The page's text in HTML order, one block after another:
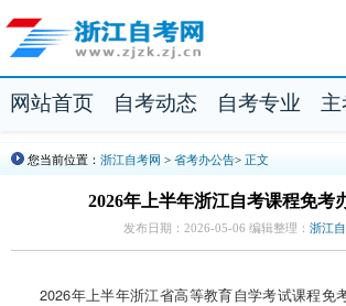
网站首页 自考动态 自考专业
您当前位置： 浙江自考网 > 省考办公告> 正文
2026年上半年浙江自考课程免考
发布日期：2026-05-06 编辑整理： 浙江
2026年上半年浙江省高等教育自学考试课程免